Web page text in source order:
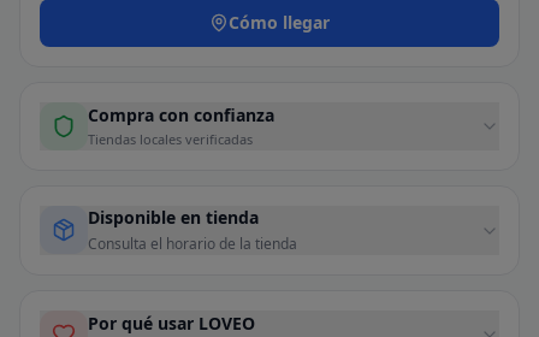
Cómo llegar
Compra con confianza
Tiendas locales verificadas
Disponible en tienda
Consulta el horario de la tienda
Por qué usar LOVEO